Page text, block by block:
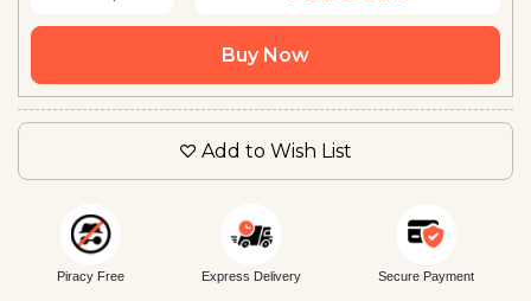
Buy Now
Add to Wish List
Piracy Free Express Delivery Secure Payment